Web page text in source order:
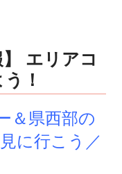
】 エリアコ
！
＆県西部の
に行こう／